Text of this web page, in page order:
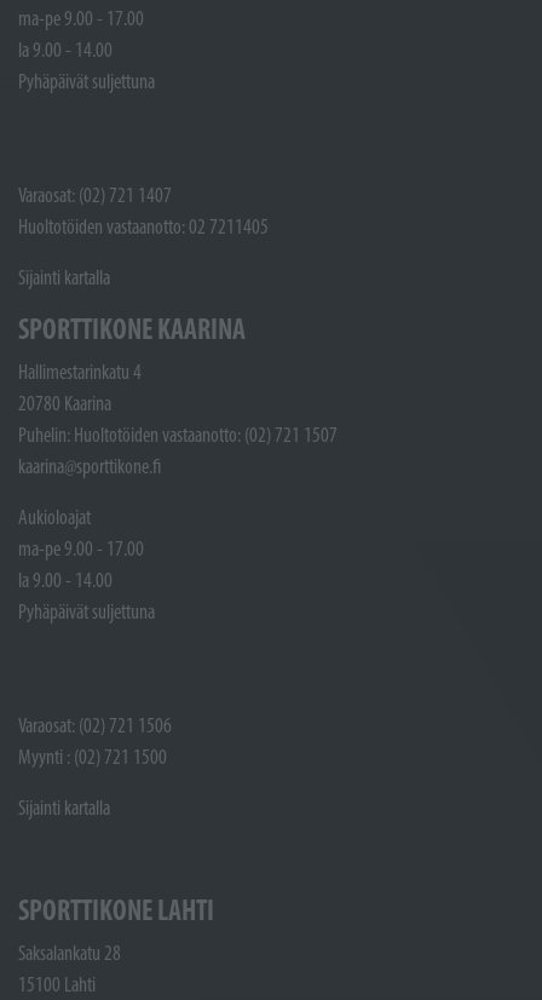
ma-pe 9.00 - 17.00
la 9.00 - 14.00
Pyhäpäivät suljettuna
Varaosat: (02) 721 1407
Huoltotöiden vastaanotto: 02 7211405
Sijainti kartalla
SPORTTIKONE KAARINA
Hallimestarinkatu 4
20780 Kaarina
Puhelin: Huoltotöiden vastaanotto: (02) 721 1507
kaarina@sporttikone.fi
Aukioloajat
ma-pe 9.00 - 17.00
la 9.00 - 14.00
Pyhäpäivät suljettuna
Varaosat: (02) 721 1506
Myynti : (02) 721 1500
Sijainti kartalla
SPORTTIKONE LAHTI
Saksalankatu 28
15100 Lahti